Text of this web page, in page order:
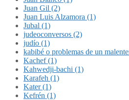
Juan Gil (2)
Juan Luis Alzamora (1)
Jubal (1)
judeoconversos (2)
judío (1)
kabibé o problemas de un
Kachef (1)
Kahwedji-bachi (1)
Karafeh (1)
Kater (1)
Kefrén (1)